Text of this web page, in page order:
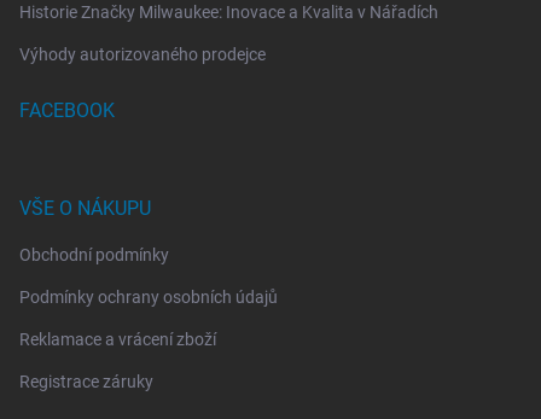
Historie Značky Milwaukee: Inovace a Kvalita v Nářadích
Výhody autorizovaného prodejce
FACEBOOK
VŠE O NÁKUPU
Obchodní podmínky
Podmínky ochrany osobních údajů
Reklamace a vrácení zboží
Registrace záruky